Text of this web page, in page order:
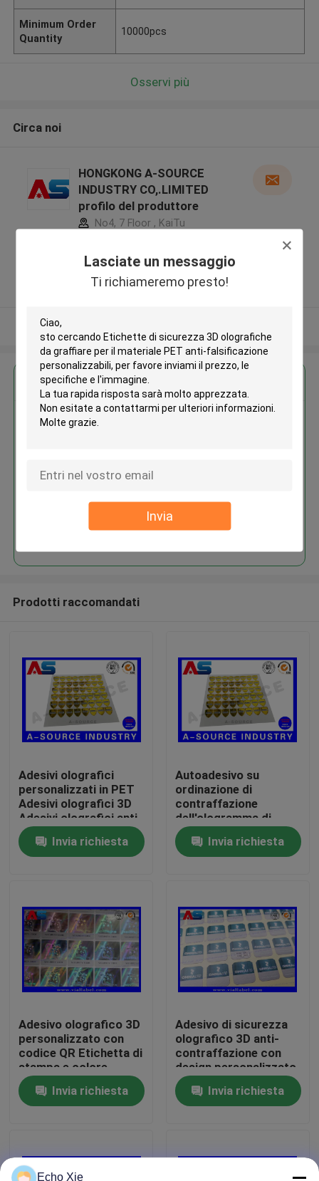
Lasciate un messaggio
Ti richiameremo presto!
Invia
Casa
Prodotti
Circa noi
Controllo di qualità
Contattici
Richieda una citazione
etichette della fiala 10mL
Piccole etichette della bottiglia
Minimum Order
Quantity
10000pcs
Osservi più
Circa noi
HONGKONG A-SOURCE
INDUSTRY CO,.LIMITED
profilo del produttore
No4, 7 Floor , KaiTu
,Wang Jiao , Jiulong district ,Cina
Fornitore verificato
Ottieni il miglior prezzo per
falsificazione personalizzabili
MOQ： 10000pcs
Continua
Prodotti raccomandati
Adesivi olografici
personalizzati in PET
Adesivi olografici 3D
Adesivi olografici anti-
falsificazione
Invia richiesta
Autoadesivo su
ordinazione di
contraffazione
dell'ologramma di
sicurezza dell'oro anti
con il numero di
serie/sovrapposizione
Invia richiesta
Adesivo olografico 3D
personalizzato con
codice QR Etichetta di
stampa e colore
Invia richiesta
Adesivo di sicurezza
olografico 3D anti-
contraffazione con
design personalizzato
void
Invia richiesta
Echo Xie